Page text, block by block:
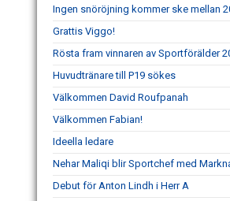
Ingen snöröjning kommer ske mellan
Grattis Viggo!
Rösta fram vinnaren av Sportförälder
Huvudtränare till P19 sökes
Välkommen David Roufpanah
Välkommen Fabian!
Ideella ledare
Nehar Maliqi blir Sportchef med
Debut för Anton Lindh i Herr A